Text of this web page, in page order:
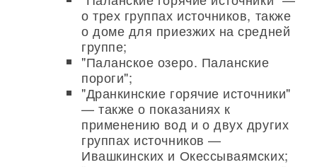
о трех группах источников, также
о доме для приезжих на средней
группе;
"Паланское озеро. Паланские
пороги";
"Дранкинские горячие источники"
— также о показаниях к
применению вод и о двух других
группах источников —
Ивашкинских и Окессываямских;